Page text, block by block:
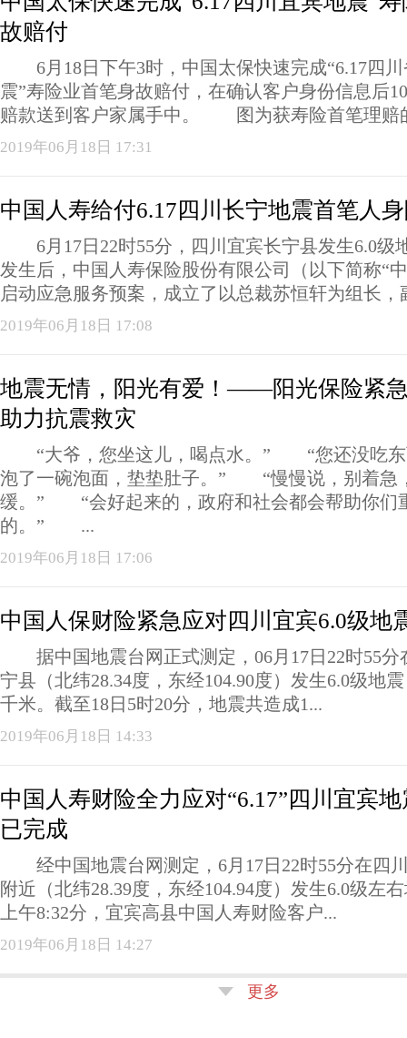
故赔付
6月18日下午3时，中国太保快速完成“6.17四川
震”寿险业首笔身故赔付，在确认客户身份信息后
赔款送到客户家属手中。 图为获寿险首笔理赔
2019年06月18日 17:31
中国人寿给付6.17四川长宁地震首笔人
6月17日22时55分，四川宜宾长宁县发生6.0级
发生后，中国人寿保险股份有限公司（以下简称“
启动应急服务预案，成立了以总裁苏恒轩为组长，
2019年06月18日 17:08
地震无情，阳光有爱！——阳光保险紧
助力抗震救灾
“大爷，您坐这儿，喝点水。” “您还没吃东
泡了一碗泡面，垫垫肚子。” “慢慢说，别着急
缓。” “会好起来的，政府和社会都会帮助你们
的。” ...
2019年06月18日 17:06
中国人保财险紧急应对四川宜宾6.0级地
据中国地震台网正式测定，06月17日22时55分
宁县（北纬28.34度，东经104.90度）发生6.0级地
千米。截至18日5时20分，地震共造成1...
2019年06月18日 14:33
中国人寿财险全力应对“6.17”四川宜宾
已完成
经中国地震台网测定，6月17日22时55分在四
附近（北纬28.39度，东经104.94度）发生6.0级左
上午8:32分，宜宾高县中国人寿财险客户...
2019年06月18日 14:27
更多